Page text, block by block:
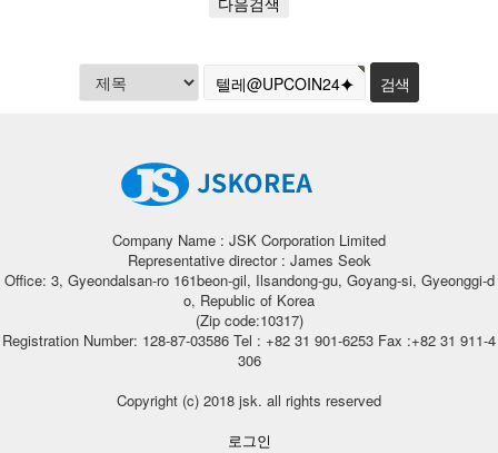
Company Name : JSK Corporation Limited
Representative director : James Seok
Office: 3, Gyeondalsan-ro 161beon-gil, Ilsandong-gu, Goyang-si, Gyeonggi-d
o, Republic of Korea
(Zip code:10317)
Registration Number: 128-87-03586 Tel : +82 31 901-6253 Fax :+82 31 911-4
306
Copyright (c) 2018 jsk. all rights reserved
로그인